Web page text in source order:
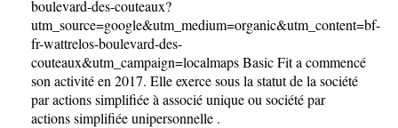
boulevard-des-couteaux?
utm_source=google&utm_medium=organic&utm_content=bf-
fr-wattrelos-boulevard-des-
couteaux&utm_campaign=localmapsBasic Fit a commencé
son activité en 2017. Elle exerce sous la statut de la société
par actions simplifiée à associé unique ou société par
actions simplifiée unipersonnelle .